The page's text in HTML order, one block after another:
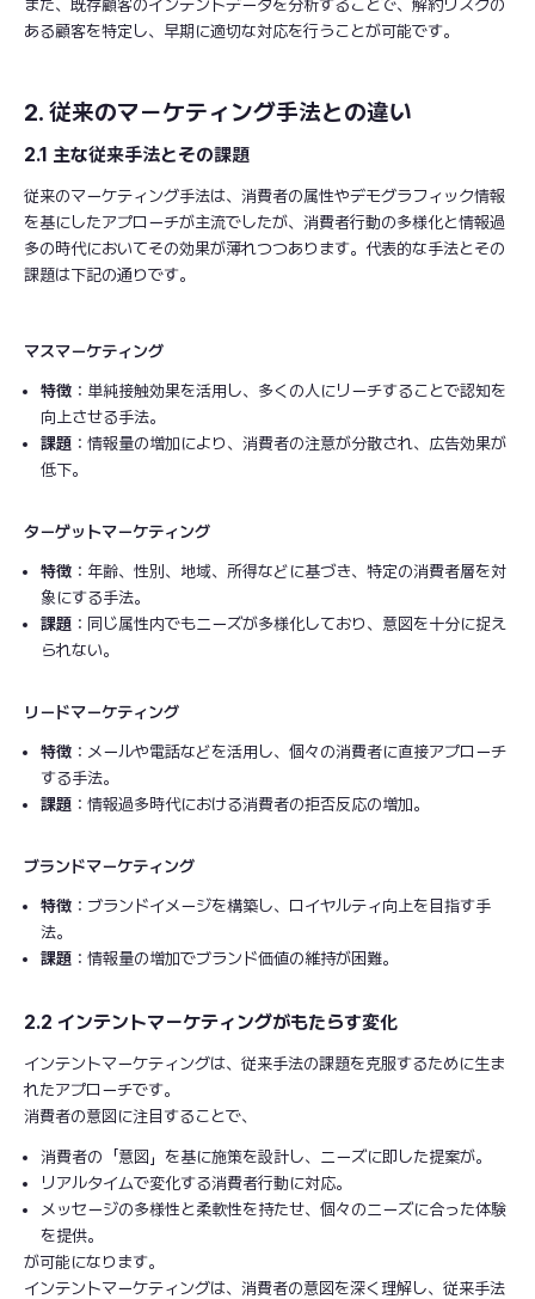
また、既存顧客のインテントデータを分析することで、解約リスクの
ある顧客を特定し、早期に適切な対応を行うことが可能です。
2. 従来のマーケティング手法との違い
2.1 主な従来手法とその課題
従来のマーケティング手法は、消費者の属性やデモグラフィック情報
を基にしたアプローチが主流でしたが、消費者行動の多様化と情報過
多の時代においてその効果が薄れつつあります。代表的な手法とその
課題は下記の通りです。
マスマーケティング
特徴 ：単純接触効果を活用し、多くの人にリーチすることで認知を
向上させる手法。
課題 ：情報量の増加により、消費者の注意が分散され、広告効果が
低下。
ターゲットマーケティング
特徴 ：年齢、性別、地域、所得などに基づき、特定の消費者層を対
象にする手法。
課題 ：同じ属性内でもニーズが多様化しており、意図を十分に捉え
られない。
リードマーケティング
特徴 ：メールや電話などを活用し、個々の消費者に直接アプローチ
する手法。
課題 ：情報過多時代における消費者の拒否反応の増加。
ブランドマーケティング
特徴 ：ブランドイメージを構築し、ロイヤルティ向上を目指す手
法。
課題 ：情報量の増加でブランド価値の維持が困難。
2.2 インテントマーケティングがもたらす変化
インテントマーケティングは、従来手法の課題を克服するために生ま
れたアプローチです。
消費者の意図に注目することで、
消費者の「意図」を基に施策を設計し、ニーズに即した提案が。
リアルタイムで変化する消費者行動に対応。
メッセージの多様性と柔軟性を持たせ、個々のニーズに合った体験
を提供。
が可能になります。
インテントマーケティングは、消費者の意図を深く理解し、従来手法